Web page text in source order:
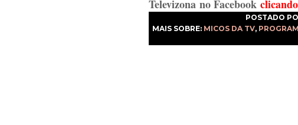
Televizona no Facebook
POSTADO
MAIS SOBRE: MICOS DA TV,